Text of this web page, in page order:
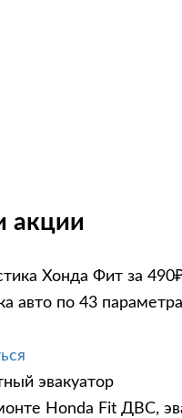
акции
Хонда Фит за
авто по 43
эвакуатор
Honda Fit ДВС,